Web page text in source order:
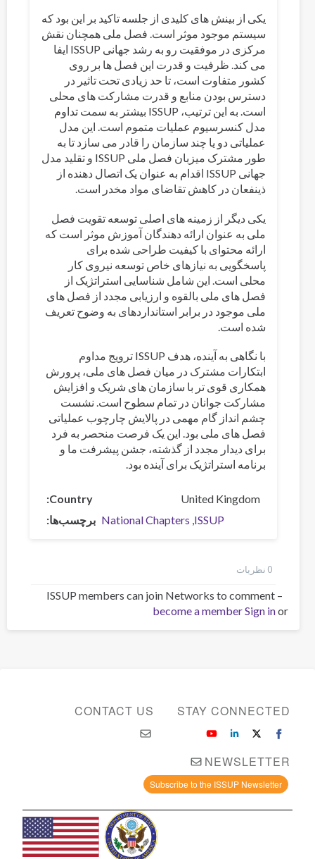
یکی از بینش های کلیدی از جلسه تاکید بر این بود که
سیستم موجود موثر است. فصل ملی همچنان نقش
مرکزی در موفقیت رو به رشد جهانی ISSUP ایفا
می کند. ظرفیت و قدرت این فصل ها بر روی
کشور متفاوت است، تا حد زیادی تحت تاثیر در
دسترس بودن منابع و قدرت مشارکت های محلی
است. به این ترتیب، ISSUP بیشتر به سمت تداوم
مدل کنسرسیوم عملیات متموم است. این مدل
عملیاتی دو یا چند سازمان را قادر می سازد تا به
طور مشترک میزبان فصل ملی ISSUP و تقلید مدل
جهانی ISSUP اقدام به عنوان یک اتصال دهنده از
ذینفعان در کاهش تقاضای مواد مخدر است.
یکی دیگر از زمینه های اصلی توسعه تقویت فصل
ملی به عنوان ارائه دهندگان آموزش موثر است که
ارائه محتوای با کیفیت طراحی شده برای
پاسخگویی به نیازهای خاص توسعه نیروی کار
محلی است. این شامل شناسایی استراتژیک از
فصل های ملی بالقوه و ارزیابی مجدد از فصل های
ملی موجود در برابر استانداردهای به وضوح تعریف
شده است.
با نگاهی به آینده، هدف ISSUP ترویج مداوم
ابتکارات مشترک در میان فصل های ملی، پرورش
همکاری قوی تر با سازمان های شریک و افزایش
مشارکت جوانان در تمام سطوح است. نشست
چشم انداز گام مهمی در پالایش چارچوب عملیاتی
فصل های ملی بود. این یک فرصت منحصر به فرد
برای دیدار مجدد از گذشته، جشن پیشرفت ما و
برنامه استراتژیک برای آینده بود.
Country
United Kingdom
برچسب‌ها
ISSUP
National Chapters
0 نظر‌یات
ISSUP members can join Networks to comment –
Sign inor
become a member
CONTACT US STAY CONNECTED
NEWSLETTER
Subscribe to the ISSUP Newsletter